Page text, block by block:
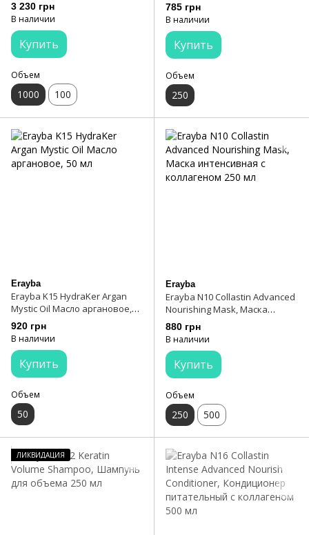
3 230 грн
В наличии
Купить
Объем
1000 100
Кондиционер для
выпрямления волос, 250 мл
785 грн
В наличии
Купить
Объем
250
Erayba
Erayba K15 HydraKer Argan
Mystic Oil Масло аргановое,
50 мл
920 грн
В наличии
Купить
Объем
50
Erayba
Erayba N10 Collastin Advanced
Nourishing Mask, Маска
интенсивная с коллагеном
250 мл
880 грн
В наличии
Купить
Объем
250 500
ЛИКВИДАЦИЯ